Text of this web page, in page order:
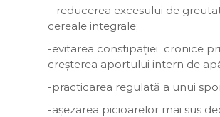
– reducerea excesului de
cereale integrale;
-evitarea constipației cronice
creșterea aportului intern de
-practicarea regulată a unui
-așezarea picioarelor mai sus